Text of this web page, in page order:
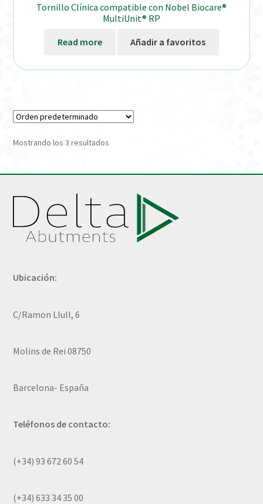
Tornillo Clínica compatible con Nobel Biocare®
MultiUnit® RP
Read more Añadir a favoritos
Mostrando los 3 resultados
Ubicación:
C/Ramon Llull, 6
Molins de Rei 08750
Barcelona- España
Teléfonos de contacto:
(+34) 93 672 60 54
(+34) 633 34 35 00